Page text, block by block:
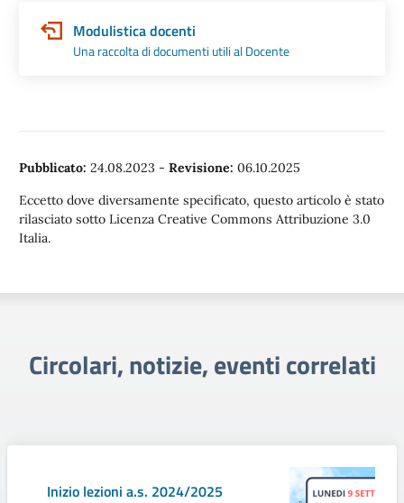
Modulistica docenti
Una raccolta di documenti utili al Docente
Pubblicato: 24.08.2023 - Revisione: 06.10.2025
Eccetto dove diversamente specificato, questo articolo è stato
rilasciato sotto Licenza Creative Commons Attribuzione 3.0
Italia.
Circolari, notizie, eventi correlati
Inizio lezioni a.s. 2024/2025